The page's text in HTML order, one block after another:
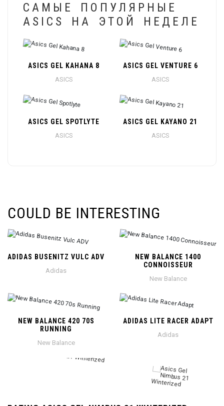
САМЫЕ ПОПУЛЯРНЫЕ
ASICS НА ЭТОЙ НЕДЕЛЕ
ASICS GEL KAHANA 8
ASICS
ASICS GEL VENTURE 6
ASICS
ASICS GEL SPOTLYTE
ASICS
ASICS GEL KAYANO 21
ASICS
COULD BE INTERESTING
ADIDAS BUSENITZ VULC ADV
Adidas
NEW BALANCE 1400
CONNOISSEUR
New Balance
NEW BALANCE 420 70S
RUNNING
New Balance
ADIDAS LITE RACER ADAPT
Adidas